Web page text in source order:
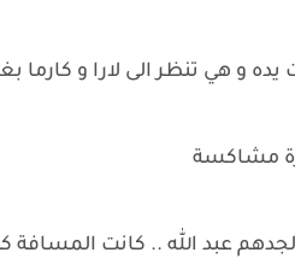
و هي تنظر الى لارا و كارما
مشاكسة
لجدهم عبد الله .. كانت المسافة